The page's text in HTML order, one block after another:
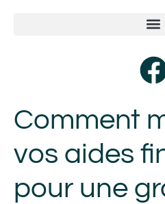
Comment
vos aides
pour une